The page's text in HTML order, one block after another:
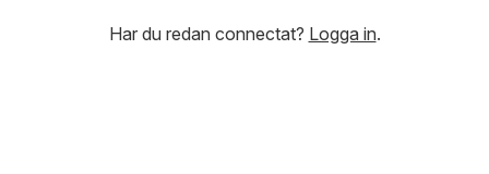
Har du redan connectat? Logga in.